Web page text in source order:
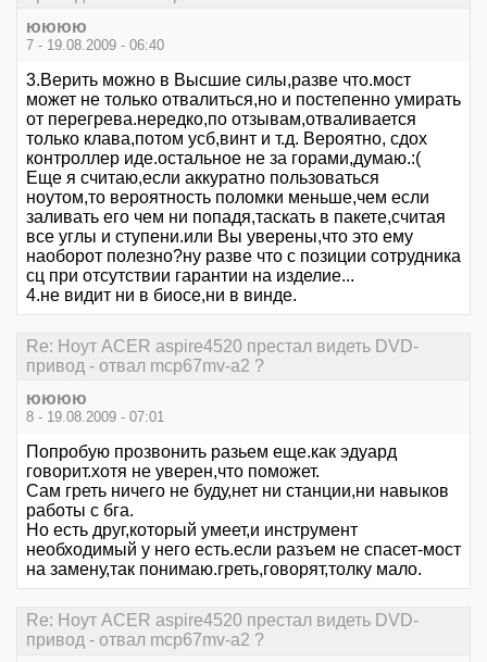
юююю
7 - 19.08.2009 - 06:40
3.Верить можно в Высшие силы,разве что.мост
может не только отвалиться,но и постепенно умирать
от перегрева.нередко,по отзывам,отваливается
только клава,потом усб,винт и т.д. Вероятно, сдох
контроллер иде.остальное не за горами,думаю.:(
Еще я считаю,если аккуратно пользоваться
ноутом,то вероятность поломки меньше,чем если
заливать его чем ни попадя,таскать в пакете,считая
все углы и ступени.или Вы уверены,что это ему
наоборот полезно?ну разве что с позиции сотрудника
сц при отсутствии гарантии на изделие...
4.не видит ни в биосе,ни в винде.
Re: Ноут ACER aspire4520 престал видеть DVD-
привод - отвал mcp67mv-a2 ?
юююю
8 - 19.08.2009 - 07:01
Попробую прозвонить разьем еще.как эдуард
говорит.хотя не уверен,что поможет.
Сам греть ничего не буду,нет ни станции,ни навыков
работы с бга.
Но есть друг,который умеет,и инструмент
необходимый у него есть.если разъем не спасет-мост
на замену,так понимаю.греть,говорят,толку мало.
Re: Ноут ACER aspire4520 престал видеть DVD-
привод - отвал mcp67mv-a2 ?